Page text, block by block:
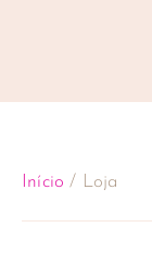
Início / Loja